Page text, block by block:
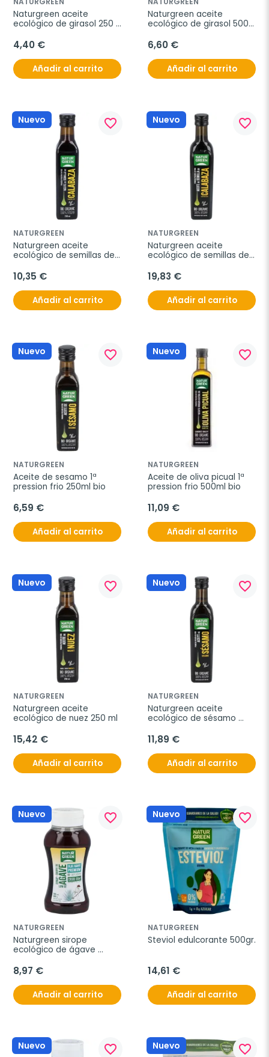
Naturgreen aceite
ecológico de girasol 250
4,40 €
Añadir al carrito
Naturgreen aceite
ecológico de girasol 500
6,60 €
Añadir al carrito
Nuevo favorite_border
NATURGREEN
Naturgreen aceite
ecológico de semillas de
10,35 €
Añadir al carrito
Nuevo favorite_border
NATURGREEN
Naturgreen aceite
ecológico de semillas de
19,83 €
Añadir al carrito
Nuevo favorite_border
NATURGREEN
Aceite de sesamo 1ª
pression frio 250ml bio
6,59 €
Añadir al carrito
Nuevo favorite_border
NATURGREEN
Aceite de oliva picual 1ª
pression frio 500ml bio
11,09 €
Añadir al carrito
Nuevo favorite_border
NATURGREEN
Naturgreen aceite
ecológico de nuez 250 ml
15,42 €
Añadir al carrito
Nuevo favorite_border
NATURGREEN
Naturgreen aceite
ecológico de sésamo
11,89 €
Añadir al carrito
Nuevo favorite_border
NATURGREEN
Naturgreen sirope
ecológico de ágave
8,97 €
Añadir al carrito
Nuevo favorite_border
NATURGREEN
Steviol edulcorante 500gr.
14,61 €
Añadir al carrito
Nuevo favorite_border Nuevo favorite_border